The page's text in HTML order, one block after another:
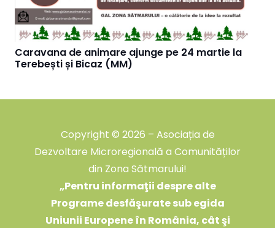
Caravana de animare ajunge pe 24 martie la
Terebești și Bicaz (MM)
Copyright © 2026 – Asociația de
Dezvoltare Microregională a Comunităților
din Zona Sătmarului!
„Pentru informaţii despre alte
Programe desfăşurate sub egida
Uniunii Europene în România, cât şi